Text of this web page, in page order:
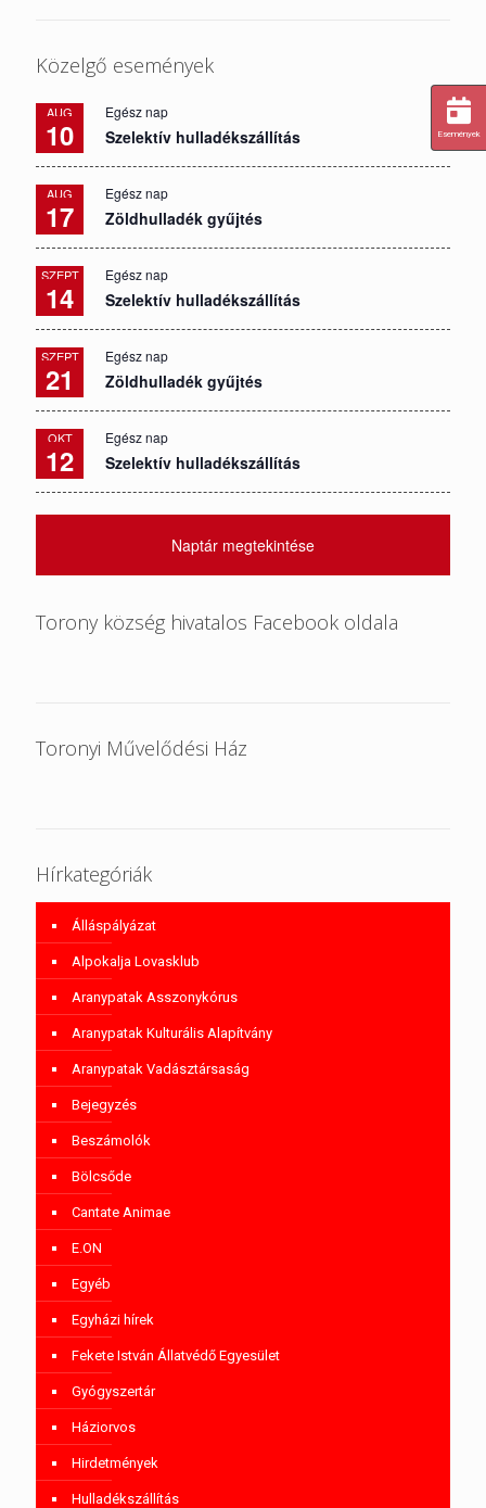
Közelgő események
AUG
10
Egész nap
Szelektív hulladékszállítás
AUG
17
Egész nap
Zöldhulladék gyűjtés
SZEPT
14
Egész nap
Szelektív hulladékszállítás
SZEPT
21
Egész nap
Zöldhulladék gyűjtés
OKT
12
Egész nap
Szelektív hulladékszállítás
Naptár megtekintése
Torony község hivatalos Facebook oldala
Toronyi Művelődési Ház
Hírkategóriák
Álláspályázat
Alpokalja Lovasklub
Aranypatak Asszonykórus
Aranypatak Kulturális Alapítvány
Aranypatak Vadásztársaság
Bejegyzés
Beszámolók
Bölcsőde
Cantate Animae
E.ON
Egyéb
Egyházi hírek
Fekete István Állatvédő Egyesület
Gyógyszertár
Háziorvos
Hirdetmények
Hulladékszállítás
Események